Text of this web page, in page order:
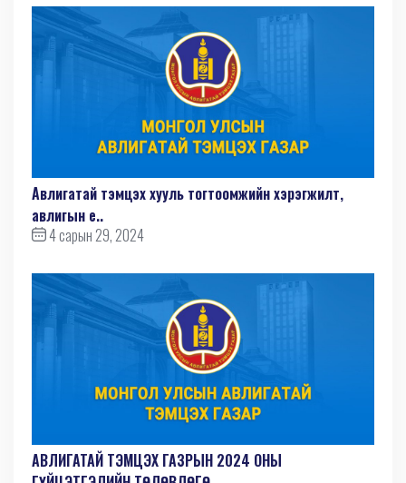
Авлигатай тэмцэх хууль тогтоомжийн хэрэгжилт,
авлигын е..
4 сарын 29, 2024
АВЛИГАТАЙ ТЭМЦЭХ ГАЗРЫН 2024 ОНЫ